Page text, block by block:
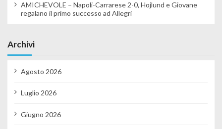
AMICHEVOLE – Napoli-Carrarese 2-0, Hojlund e Giovane
regalano il primo successo ad Allegri
Archivi
Agosto 2026
Luglio 2026
Giugno 2026